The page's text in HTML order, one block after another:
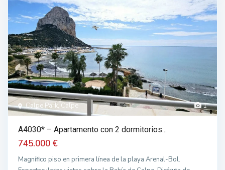
1
Calpe Park, Calpe
A4030* – Apartamento con 2 dormitorios...
745.000 €
Magnífico piso en primera línea de la playa Arenal-Bol.